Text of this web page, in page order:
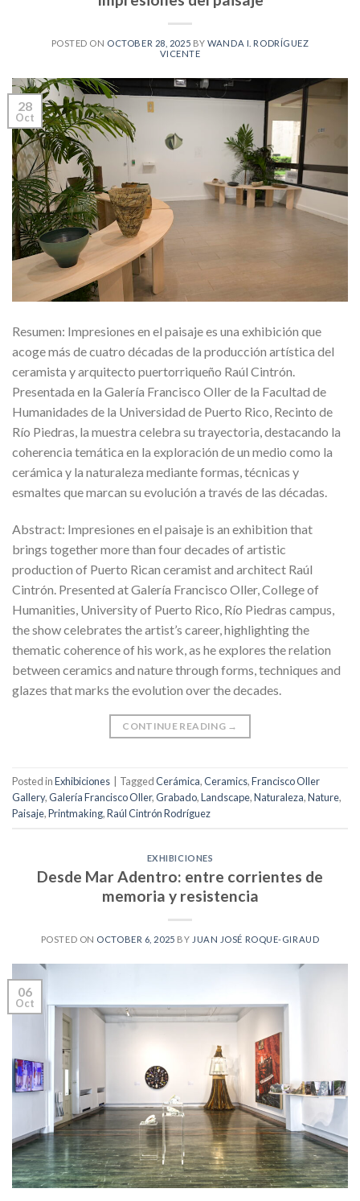
POSTED ON OCTOBER 28, 2025 BYWANDA I. RODRÍGUEZ
VICENTE
28
Oct
Resumen: Impresiones en el paisaje es una exhibición que
acoge más de cuatro décadas de la producción artística del
ceramista y arquitecto puertorriqueño Raúl Cintrón.
Presentada en la Galería Francisco Oller de la Facultad de
Humanidades de la Universidad de Puerto Rico, Recinto de
Río Piedras, la muestra celebra su trayectoria, destacando la
coherencia temática en la exploración de un medio como la
cerámica y la naturaleza mediante formas, técnicas y
esmaltes que marcan su evolución a través de las décadas.
Abstract: Impresiones en el paisaje is an exhibition that
brings together more than four decades of artistic
production of Puerto Rican ceramist and architect Raúl
Cintrón. Presented at Galería Francisco Oller, College of
Humanities, University of Puerto Rico, Río Piedras campus,
the show celebrates the artist’s career, highlighting the
thematic coherence of his work, as he explores the relation
between ceramics and nature through forms, techniques and
glazes that marks the evolution over the decades.
CONTINUE READING →
Posted inExhibiciones TaggedCerámica,Ceramics,Francisco Oller
Gallery,Galería Francisco Oller,Grabado,Landscape,Naturaleza,Nature,
Paisaje,Printmaking,Raúl Cintrón Rodríguez
EXHIBICIONES
Desde Mar Adentro: entre corrientes de
memoria y resistencia
POSTED ON OCTOBER 6, 2025 BY JUAN JOSÉ ROQUE-GIRAUD
06
Oct